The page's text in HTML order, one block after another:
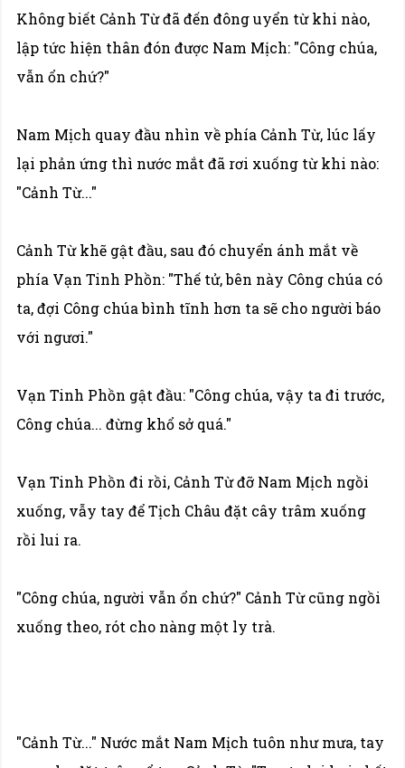
Không biết Cảnh Từ đã đến đông uyển từ khi nào,
lập tức hiện thân đón được Nam Mịch: "Công chúa,
vẫn ổn chứ?"
Nam Mịch quay đầu nhìn về phía Cảnh Từ, lúc lấy
lại phản ứng thì nước mắt đã rơi xuống từ khi nào:
"Cảnh Từ..."
Cảnh Từ khẽ gật đầu, sau đó chuyển ánh mắt về
phía Vạn Tinh Phồn: "Thế tử, bên này Công chúa có
ta, đợi Công chúa bình tĩnh hơn ta sẽ cho người báo
với ngươi."
Vạn Tinh Phồn gật đầu: "Công chúa, vậy ta đi trước,
Công chúa... đừng khổ sở quá."
Vạn Tinh Phồn đi rồi, Cảnh Từ đỡ Nam Mịch ngồi
xuống, vẫy tay để Tịch Châu đặt cây trâm xuống
rồi lui ra.
"Công chúa, người vẫn ổn chứ?" Cảnh Từ cũng ngồi
xuống theo, rót cho nàng một ly trà.
"Cảnh Từ..." Nước mắt Nam Mịch tuôn như mưa, tay